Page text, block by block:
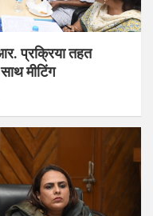
प्रक्रिया तहत
मीटिंग